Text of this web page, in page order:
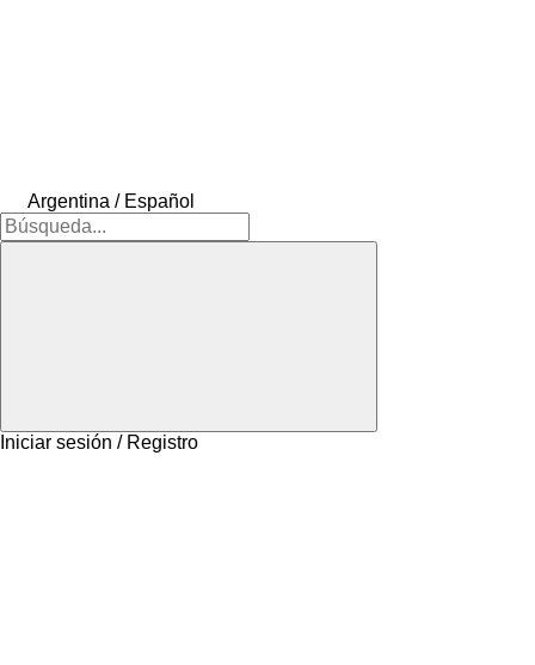
Argentina / Español
Iniciar sesión / Registro